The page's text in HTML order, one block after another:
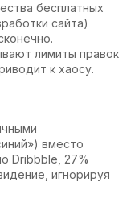
бесплатных
сайта)
лимиты правок
к хаосу.
вместо
Dribbble, 27%
игнорируя